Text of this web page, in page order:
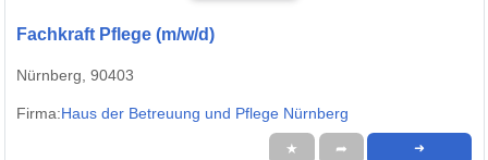
Fachkraft Pflege (m/w/d)
Nürnberg, 90403
Firma:Haus der Betreuung und Pflege Nürnberg
★ ➦ ➜